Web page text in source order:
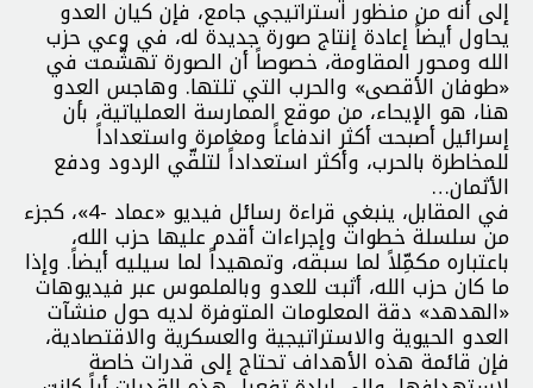
إلى أنه من منظور استراتيجي جامع، فإن كيان العدو
يحاول أيضاً إعادة إنتاج صورة جديدة له، في وعي حزب
الله ومحور المقاومة، خصوصاً أن الصورة تهشّمت في
«طوفان الأقصى» والحرب التي تلتها. وهاجس العدو
هنا، هو الإيحاء، من موقع الممارسة العملياتية، بأن
إسرائيل أصبحت أكثر اندفاعاً ومغامرة واستعداداً
للمخاطرة بالحرب، وأكثر استعداداً لتلقّي الردود ودفع
الأثمان…
في المقابل، ينبغي قراءة رسائل فيديو «عماد -4»، كجزء
من سلسلة خطوات وإجراءات أقدم عليها حزب الله،
باعتباره مكمِّلاً لما سبقه، وتمهيداً لما سيليه أيضاً. وإذا
ما كان حزب الله، أثبت للعدو وبالملموس عبر فيديوهات
«الهدهد» دقة المعلومات المتوفرة لديه حول منشآت
العدو الحيوية والاستراتيجية والعسكرية والاقتصادية،
فإن قائمة هذه الأهداف تحتاج إلى قدرات خاصة